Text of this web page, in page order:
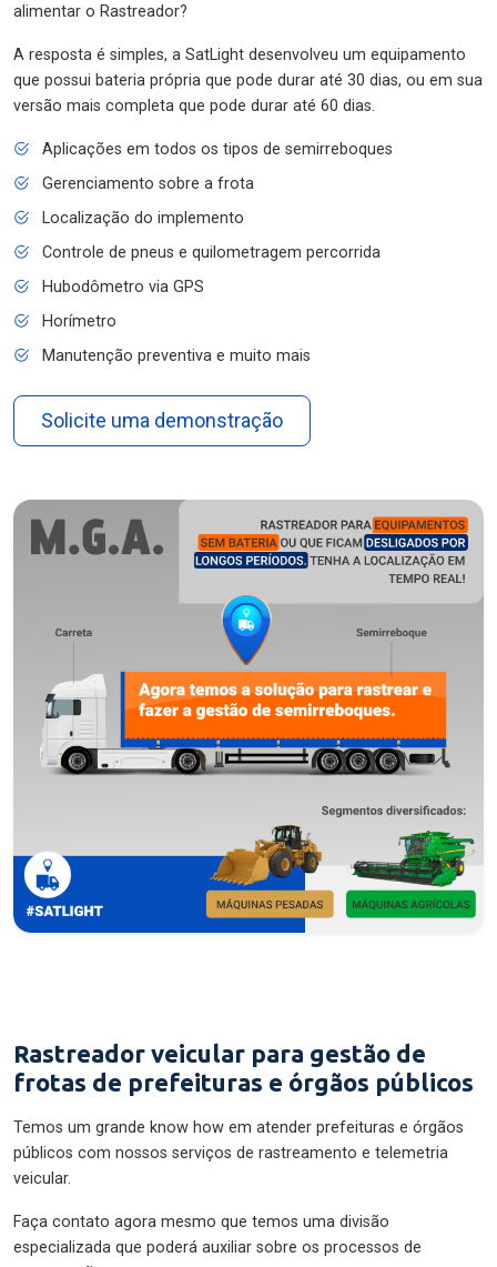
alimentar o Rastreador?
A resposta é simples, a SatLight desenvolveu um equipamento
que possui bateria própria que pode durar até 30 dias, ou em sua
versão mais completa que pode durar até 60 dias.
Aplicações em todos os tipos de semirreboques
Gerenciamento sobre a frota
Localização do implemento
Controle de pneus e quilometragem percorrida
Hubodômetro via GPS
Horímetro
Manutenção preventiva e muito mais
Solicite uma demonstração
Rastreador veicular para gestão de
frotas de prefeituras e órgãos públicos
Temos um grande know how em atender prefeituras e órgãos
públicos com nossos serviços de rastreamento e telemetria
veicular.
Faça contato agora mesmo que temos uma divisão
especializada que poderá auxiliar sobre os processos de